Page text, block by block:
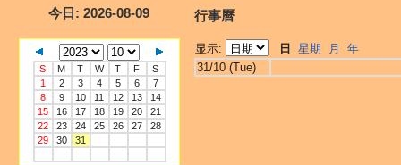
今日 : 2026-08-09
S M T W T F
S
1
2 3 4 5 6
7
8
9 10 11 12 13
14
15
16 17 18 19 20
21
22
23 24 25 26 27
28
29
30 31
行事曆
显示: 日 星期 月
年
31/10 (Tue)